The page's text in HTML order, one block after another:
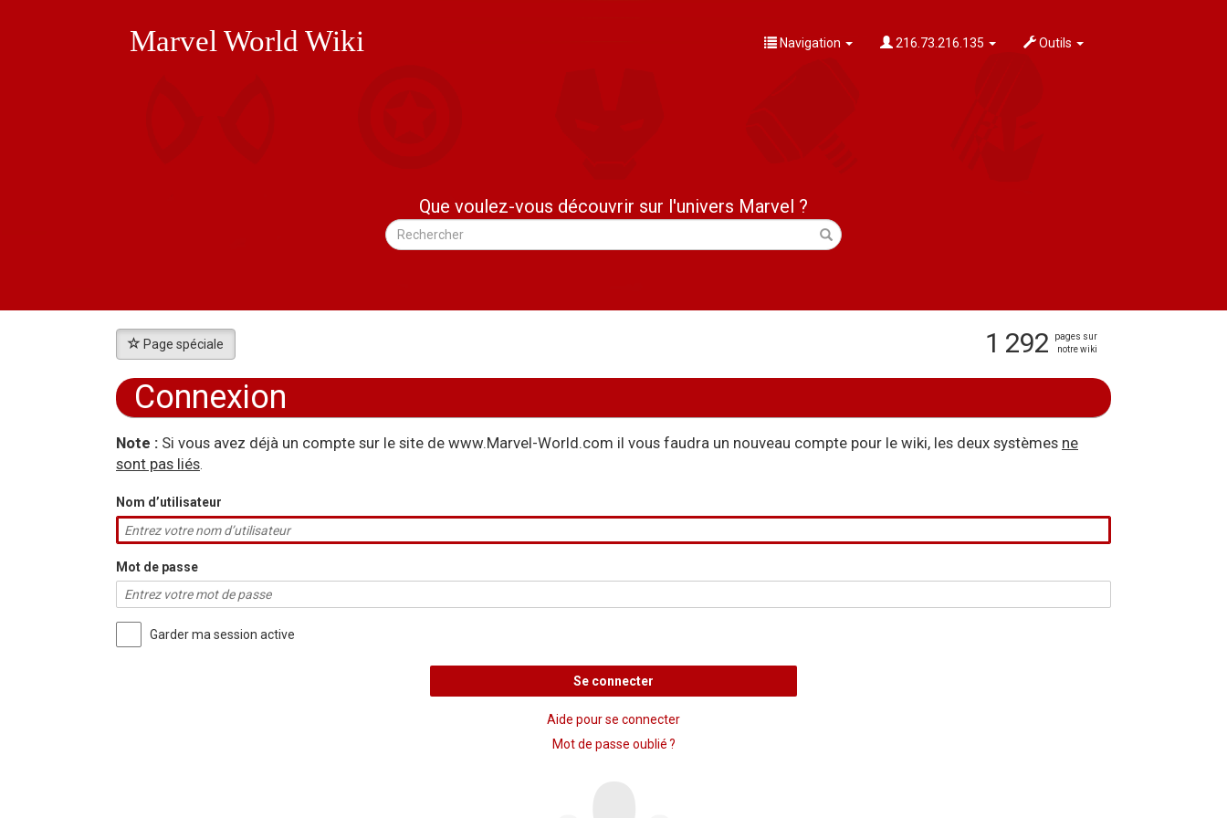
Marvel World Wiki Navigation 216.73.216.135 Outils
Que voulez-vous découvrir sur l'univers Marvel ?
Page spéciale 1 292
pages sur
notre wiki
Connexion
Note : Si vous avez déjà un compte sur le site de www.Marvel-World.com il vous faudra un nouveau compte pour le wiki, les deux systèmes ne
sont pas liés.
Nom d’utilisateur
Mot de passe
Garder ma session active
Se connecter
Aide pour se connecter
Mot de passe oublié ?